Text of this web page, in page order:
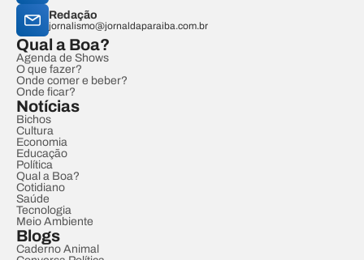
Redação
jornalismo@jornaldaparaiba.com.br
Qual a Boa?
Agenda de Shows
O que fazer?
Onde comer e beber?
Onde ficar?
Notícias
Bichos
Cultura
Economia
Educação
Política
Qual a Boa?
Cotidiano
Saúde
Tecnologia
Meio Ambiente
Blogs
Caderno Animal